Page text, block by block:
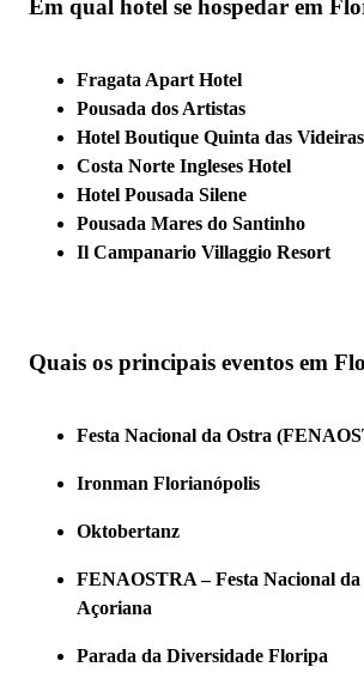
Em qual hotel se hospedar em
Fragata Apart Hotel
Pousada dos Artistas
Hotel Boutique Quinta das Videiras
Costa Norte Ingleses Hotel
Hotel Pousada Silene
Pousada Mares do Santinho
Il Campanario Villaggio Resort
Quais os principais eventos em
Festa Nacional da Ostra
Ironman Florianópolis
Oktobertanz
FENAOSTRA – Festa Nacional
Açoriana
Parada da Diversidade Floripa